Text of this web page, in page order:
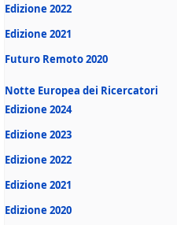
Edizione 2022
Edizione 2021
Futuro Remoto 2020
Notte Europea dei Ricercatori
Edizione 2024
Edizione 2023
Edizione 2022
Edizione 2021
Edizione 2020